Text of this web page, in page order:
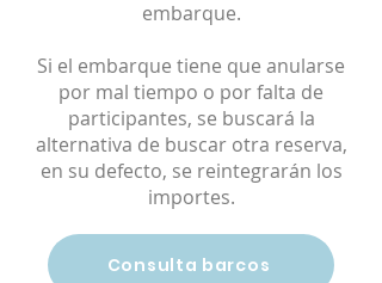
embarque.
Si el embarque tiene que anularse
por mal tiempo o por falta de
participantes, se buscará la
alternativa de buscar otra reserva,
en su defecto, se reintegrarán los
importes.
Consulta barcos